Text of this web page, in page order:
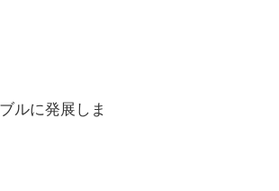
ルに発展しま